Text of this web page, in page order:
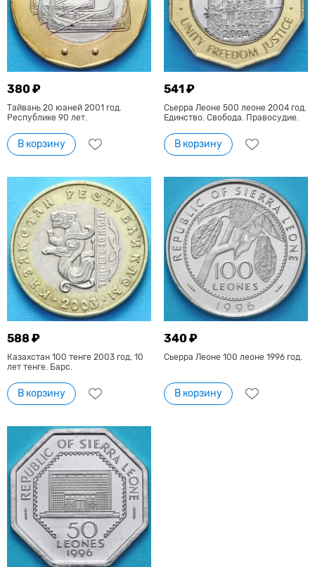
380 ₽
Тайвань 20 юаней 2001 год.
Республике 90 лет.
В корзину
541 ₽
Сьерра Леоне 500 леоне 2004 год.
Единство. Свобода. Правосудие.
В корзину
588 ₽
Казахстан 100 тенге 2003 год. 10
лет тенге. Барс.
В корзину
340 ₽
Сьерра Леоне 100 леоне 1996 год.
В корзину